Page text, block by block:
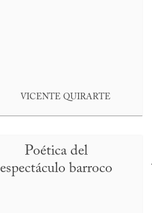
VICENTE QUIRARTE
Poética del
espectáculo barroco